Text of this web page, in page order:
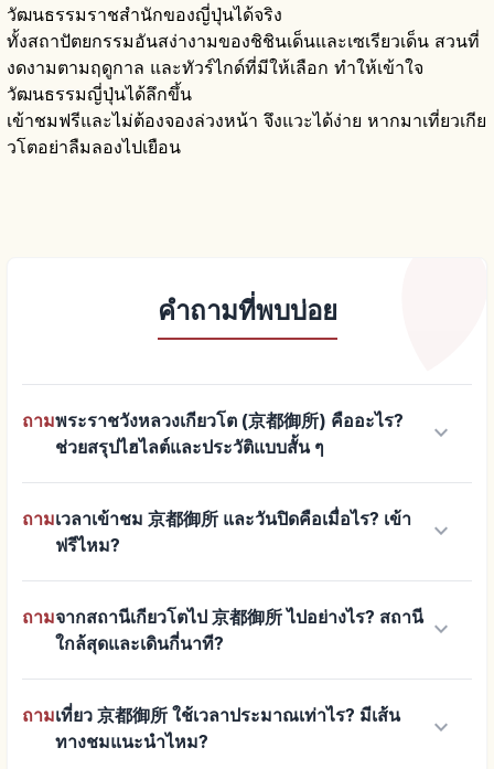
วัฒนธรรมราชสำนักของญี่ปุ่นได้จริง
ทั้งสถาปัตยกรรมอันสง่างามของชิชินเด็นและเซเรียวเด็น สวนที่
งดงามตามฤดูกาล และทัวร์ไกด์ที่มีให้เลือก ทำให้เข้าใจ
วัฒนธรรมญี่ปุ่นได้ลึกขึ้น
เข้าชมฟรีและไม่ต้องจองล่วงหน้า จึงแวะได้ง่าย หากมาเที่ยวเกีย
วโตอย่าลืมลองไปเยือน
คำถามที่พบบ่อย
ถามพระราชวังหลวงเกียวโต (京都御所) คืออะไร?
ช่วยสรุปไฮไลต์และประวัติแบบสั้น ๆ
keyboard_arrow_down
ถามเวลาเข้าชม 京都御所 และวันปิดคือเมื่อไร? เข้า
ฟรีไหม?
keyboard_arrow_down
ถามจากสถานีเกียวโตไป 京都御所 ไปอย่างไร? สถานี
ใกล้สุดและเดินกี่นาที?
keyboard_arrow_down
ถามเที่ยว 京都御所 ใช้เวลาประมาณเท่าไร? มีเส้น
ทางชมแนะนำไหม?
keyboard_arrow_down